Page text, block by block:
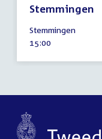
Stemmingen
juni
2026
Stemmingen
Tijd
15:00